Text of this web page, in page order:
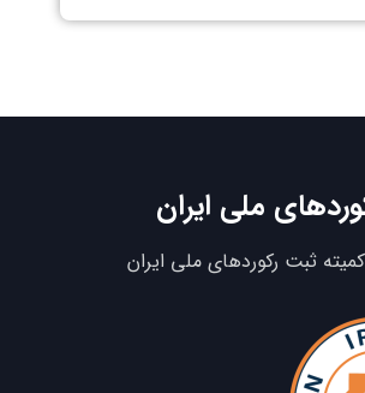
ملی ایران
ثبت رکوردهای ملی ایران